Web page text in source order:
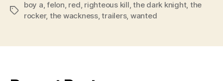
Tags
boy a ,felon red righteous kill ,the dark knight, the
rocker, the wackness,trailers, wanted